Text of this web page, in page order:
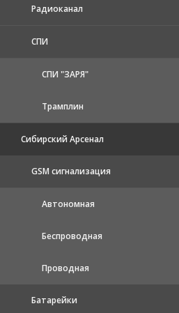
Радиоканал
СПИ
СПИ "ЗАРЯ"
Трамплин
Сибирский Арсенал
GSM сигнализация
Автономная
Беспроводная
Проводная
Батарейки